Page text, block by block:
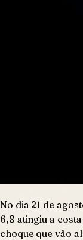
No dia 21 de
6,8 atingiu a
choque que vão